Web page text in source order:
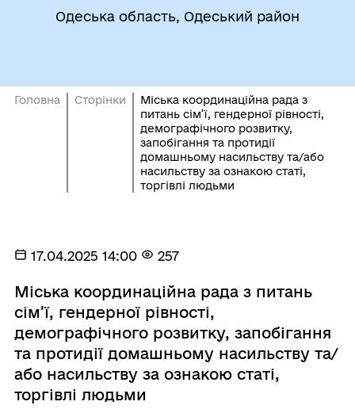
Одеська область, Одеський район
Головна Сторінки
Міська координаційна рада з
питань сім’ї, гендерної рівності,
демографічного розвитку,
запобігання та протидії
домашньому насильству та/або
насильству за ознакою статі,
торгівлі людьми
17.04.2025 14:00 257
Міська координаційна рада з питань
сім’ї, гендерної рівності,
демографічного розвитку, запобігання
та протидії домашньому насильству та/
або насильству за ознакою статі,
торгівлі людьми